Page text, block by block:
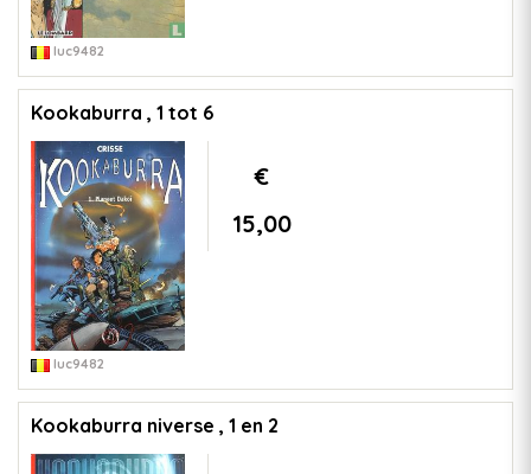
luc9482
Kookaburra , 1 tot 6
€
15,00
luc9482
Kookaburra niverse , 1 en 2